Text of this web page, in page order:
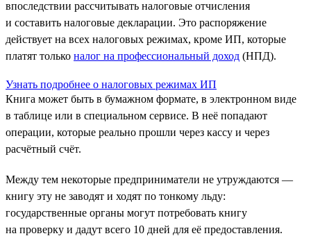
впоследствии рассчитывать налоговые отчисления
и составить налоговые декларации. Это распоряжение
действует на всех налоговых режимах, кроме ИП, которые
платят только налог на профессиональный доход (НПД).
Узнать подробнее о налоговых режимах ИП
Книга может быть в бумажном формате, в электронном виде
в таблице или в специальном сервисе. В неё попадают
операции, которые реально прошли через кассу и через
расчётный счёт.
Между тем некоторые предприниматели не утруждаются —
книгу эту не заводят и ходят по тонкому льду:
государственные органы могут потребовать книгу
на проверку и дадут всего 10 дней для её предоставления.